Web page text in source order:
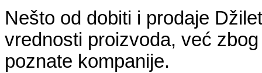
Nešto od dobiti i prodaje
vrednosti proizvoda, već
poznate kompanije.